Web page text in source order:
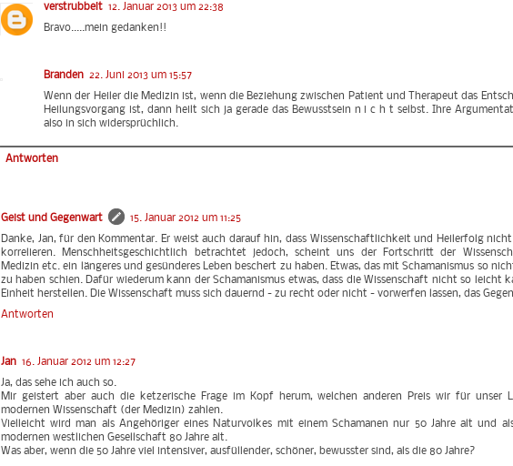
verstrubbelt 12. Januar 2013 um 22:38
Bravo.....mein gedanken!!
Branden 22. Juni 2013 um 15:57
Wenn der Heiler die Medizin ist, wenn die Beziehung zwischen Patient und Therapeut das
Heilungsvorgang ist, dann heilt sich ja gerade das Bewusstsein n i c h t selbst. Ihre
also in sich widersprüchlich.
Antworten
Geist und Gegenwart
15. Januar 2012 um 11:25
Danke, Jan, für den Kommentar. Er weist auch darauf hin, dass Wissenschaftlichkeit und Heilerfolg
korrelieren. Menschheitsgeschichtlich betrachtet jedoch, scheint uns der Fortschritt der
Medizin etc. ein längeres und gesünderes Leben beschert zu haben. Etwas, das mit Schamanismus so
zu haben schien. Dafür wiederum kann der Schamanismus etwas, dass die Wissenschaft nicht so leicht
Einheit herstellen. Die Wissenschaft muss sich dauernd - zu recht oder nicht - vorwerfen lassen, das
Antworten
Jan 16. Januar 2012 um 12:27
Ja, das sehe ich auch so.
Mir geistert aber auch die ketzerische Frage im Kopf herum, welchen anderen Preis wir für unser
modernen Wissenschaft (der Medizin) zahlen.
Vielleicht wird man als Angehöriger eines Naturvolkes mit einem Schamanen nur 50 Jahre alt und
modernen westlichen Gesellschaft 80 Jahre alt.
Was aber, wenn die 50 Jahre viel intensiver, ausfüllender, schöner, bewusster sind, als die 80 Jahre?